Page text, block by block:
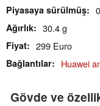
Piyasaya sürülmüş
Ağırlık 30.4 g
Fiyat 299 Euro
Bağlantılar Huawei
Gövde ve